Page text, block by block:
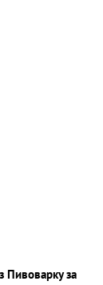
Пивоварку за